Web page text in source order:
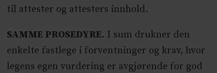
til attester og attesters innhold.
SAMME PROSEDYRE. I sum drukner den
enkelte fastlege i forventninger og krav, hvor
legens egen vurdering er avgjørende for god